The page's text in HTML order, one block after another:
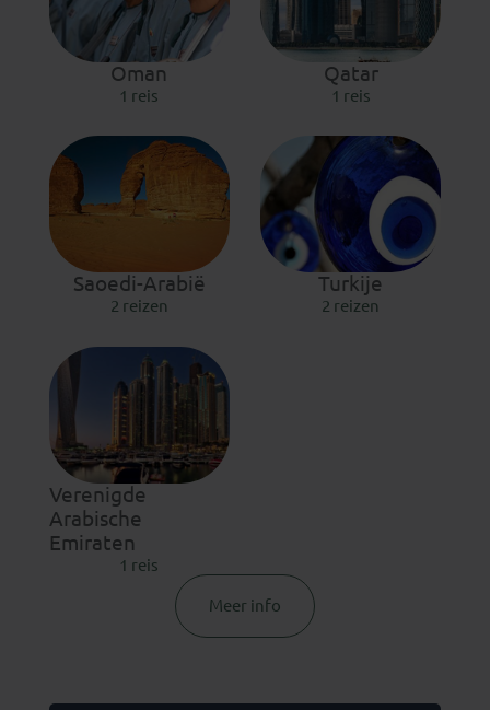
Oman
1 reis
Qatar
1 reis
Saoedi-Arabië
2 reizen
Turkije
2 reizen
Verenigde
Arabische
Emiraten
1 reis
Meer info